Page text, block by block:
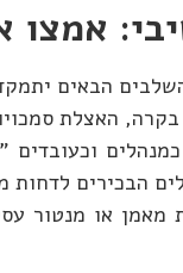
אמצו את
השלישי של המאה ה-
הבכירים
או מנטור